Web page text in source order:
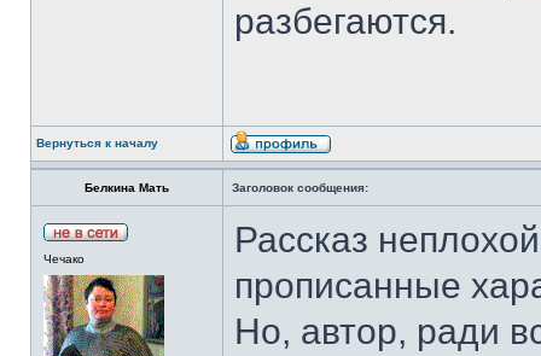
разбегаются.
Вернуться к началу
Белкина Мать Заголовок сообщения:
Чечако
Рассказ
прописанные
Но, автор, ради